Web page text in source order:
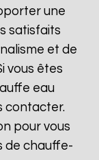
une
satisfaits
et de
vous êtes
eau
contacter.
pour vous
de chauffe-